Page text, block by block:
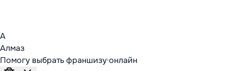
А
Алмаз
Помогу выбрать франшизу·онлайн